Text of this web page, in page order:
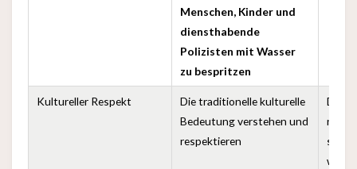
Menschen, Kinder und
diensthabende
Polizisten mit Wasser
zu bespritzen
Kultureller Respekt
Die traditionelle kulturelle
Bedeutung verstehen und
respektieren
Das
nur